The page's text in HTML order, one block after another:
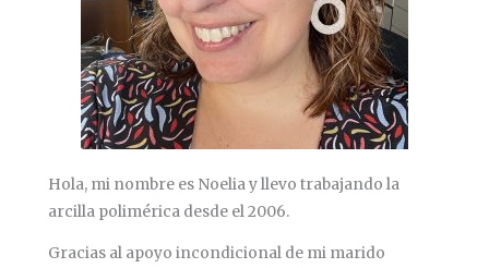
Hola, mi nombre es Noelia y llevo trabajando la
arcilla polimérica desde el 2006.
Gracias al apoyo incondicional de mi marido